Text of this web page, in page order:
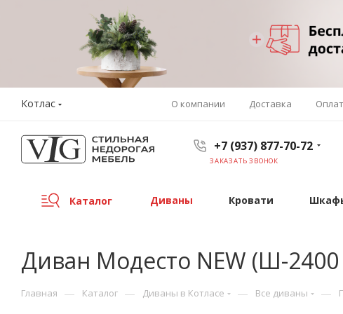
Котлас О компании Доставка
+7 (937) 877-70-72
ЗАКАЗАТЬ ЗВОНОК
Каталог Диваны Кровати
Диван Модесто NEW (Ш-
Главная — Каталог — Диваны в Котласе — Все диваны —